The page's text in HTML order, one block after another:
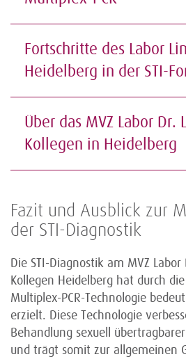
Fortschritte des Labor
Heidelberg in der STI-
Über das MVZ Labor Dr.
Kollegen in Heidelberg
Fazit und Ausblick zur
der STI-Diagnostik
Die STI-Diagnostik am MVZ
Kollegen Heidelberg hat durch
Multiplex-PCR-Technologie
erzielt. Diese Technologie
Behandlung sexuell
und trägt somit zur allgemeinen